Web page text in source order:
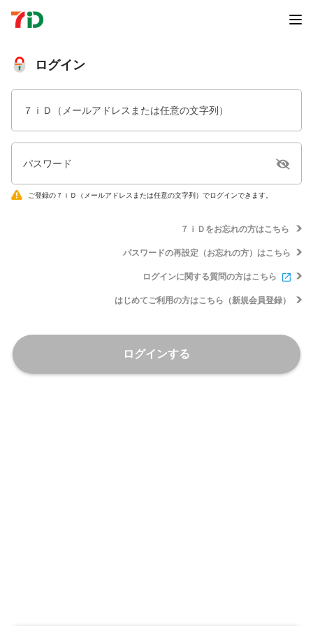
ログイン
７ｉＤ（メールアドレスまたは任意の文字列）
パスワード
ご登録の７ｉＤ（メールアドレスまたは任意の文字列）でログインできます。
７ｉＤをお忘れの方はこちら
パスワードの再設定（お忘れの方）はこちら
ログインに関する質問の方はこちら
はじめてご利用の方はこちら（新規会員登録）
ログインする